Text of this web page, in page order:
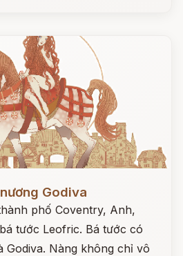
Godiva
phố Coventry, Anh,
tước Leofric. Bá tước có
Godiva. Nàng không chỉ vô